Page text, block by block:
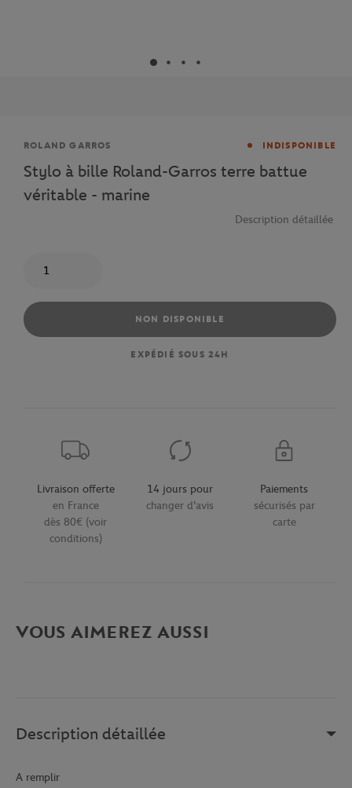
Marque
ROLAND GARROS INDISPONIBLE
Stylo à bille Roland-Garros terre battue
véritable - marine
Description détaillée
NON DISPONIBLE
EXPÉDIÉ SOUS 24H
Livraison offerte
en France
dès 80€ (voir
conditions)
14 jours pour
changer d'avis
Paiements
sécurisés par
carte
VOUS AIMEREZ AUSSI
Description détaillée
A remplir